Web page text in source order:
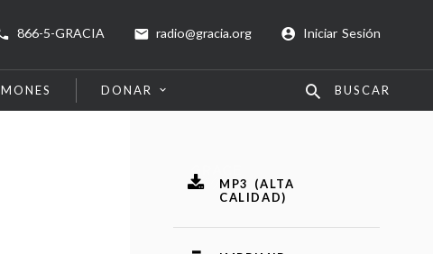
866-5-GRACIA radio@gracia.org Iniciar Sesión
DONAR BUSCAR
MP3 (ALTA
CALIDAD)